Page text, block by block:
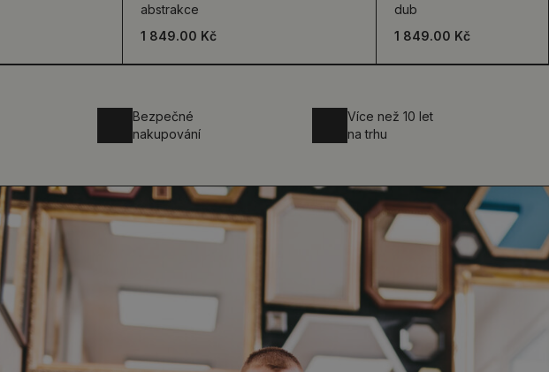
abstrakce
1 849.00 Kč
dub
1 849.00 Kč
Bezpečné
nakupování
Více než 10 let
na trhu